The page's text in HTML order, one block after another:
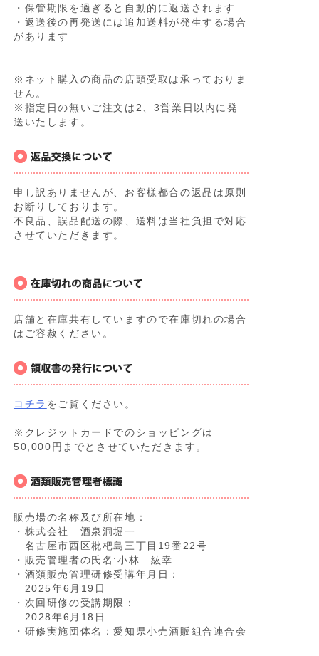
・保管期限を過ぎると自動的に返送されます
・返送後の再発送には追加送料が発生する場合
があります
※ネット購入の商品の店頭受取は承っておりま
せん。
※指定日の無いご注文は2、3営業日以内に発
送いたします。
申し訳ありませんが、お客様都合の返品は原則
お断りしております。
不良品、誤品配送の際、送料は当社負担で対応
させていただきます。
店舗と在庫共有していますので在庫切れの場合
はご容赦ください。
コチラ をご覧ください。
※クレジットカードでのショッピングは
50,000円までとさせていただきます。
販売場の名称及び所在地：
・株式会社 酒泉洞堀一
名古屋市西区枇杷島三丁目19番22号
・販売管理者の氏名:小林 紘幸
・酒類販売管理研修受講年月日：
2025年6月19日
・次回研修の受講期限：
2028年6月18日
・研修実施団体名：愛知県小売酒販組合連合会